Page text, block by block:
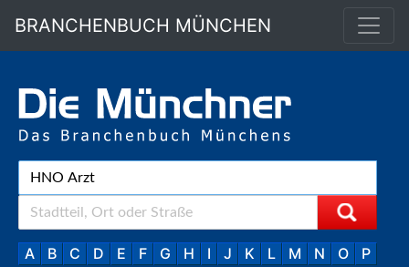
BRANCHENBUCH MÜNCHEN
A B C D E F G H I J K L M N O
P